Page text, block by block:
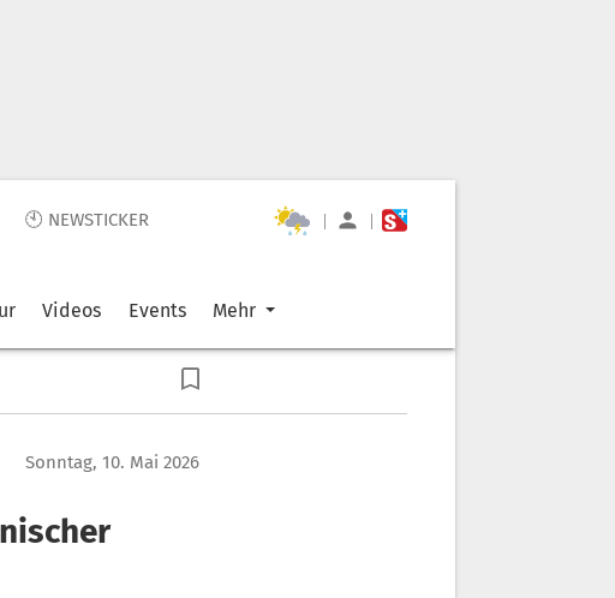
🕙 NEWSTICKER | |
Videos Events Mehr
Sonntag, 10. Mai 2026